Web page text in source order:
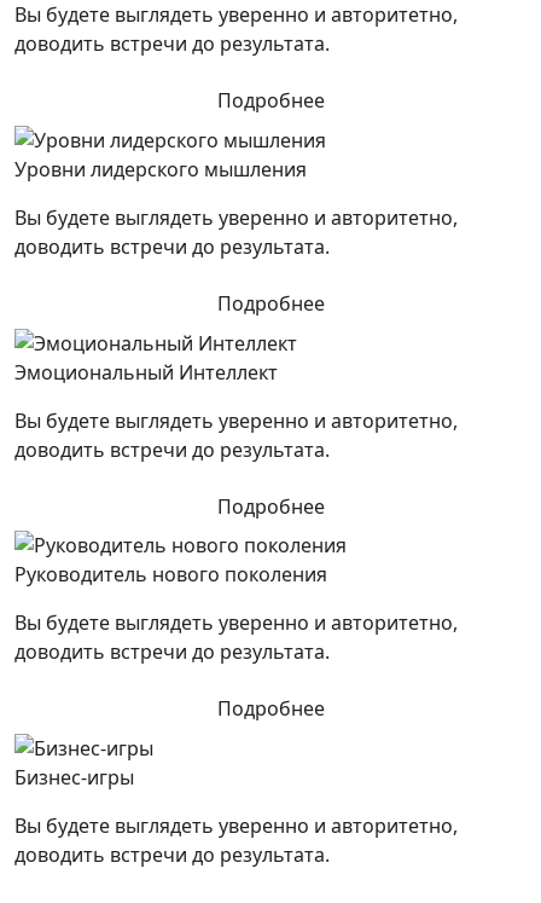
Вы будете выглядеть уверенно и авторитетно,
доводить встречи до результата.
Подробнее
Уровни лидерского мышления
Вы будете выглядеть уверенно и авторитетно,
доводить встречи до результата.
Подробнее
Эмоциональный Интеллект
Вы будете выглядеть уверенно и авторитетно,
доводить встречи до результата.
Подробнее
Руководитель нового поколения
Вы будете выглядеть уверенно и авторитетно,
доводить встречи до результата.
Подробнее
Бизнес-игры
Вы будете выглядеть уверенно и авторитетно,
доводить встречи до результата.